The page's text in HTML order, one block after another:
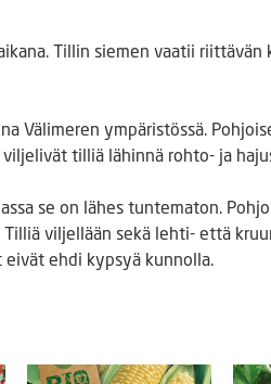
Tillin siemen vaatii
Välimeren ympäristössä.
tilliä lähinnä rohto- ja
se on lähes tuntematon.
viljellään sekä lehti- että
eivät ehdi kypsyä kunnolla.